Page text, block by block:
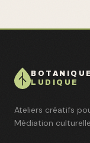
BOTANIQUE
LUDIQUE
Ateliers créatifs
Médiation